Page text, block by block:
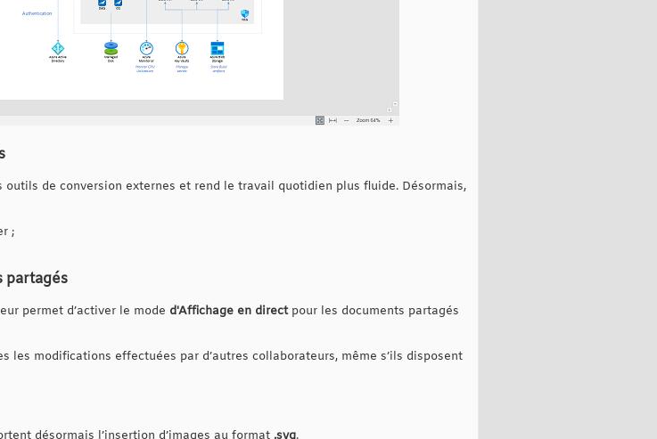
de conversion externes et rend le travail quotidien plus fluide. Désormais,
;
partagés
permet d’activer le mode d'Affichage en directpour les documents partagés
modifications effectuées par d’autres collaborateurs, même s’ils disposent